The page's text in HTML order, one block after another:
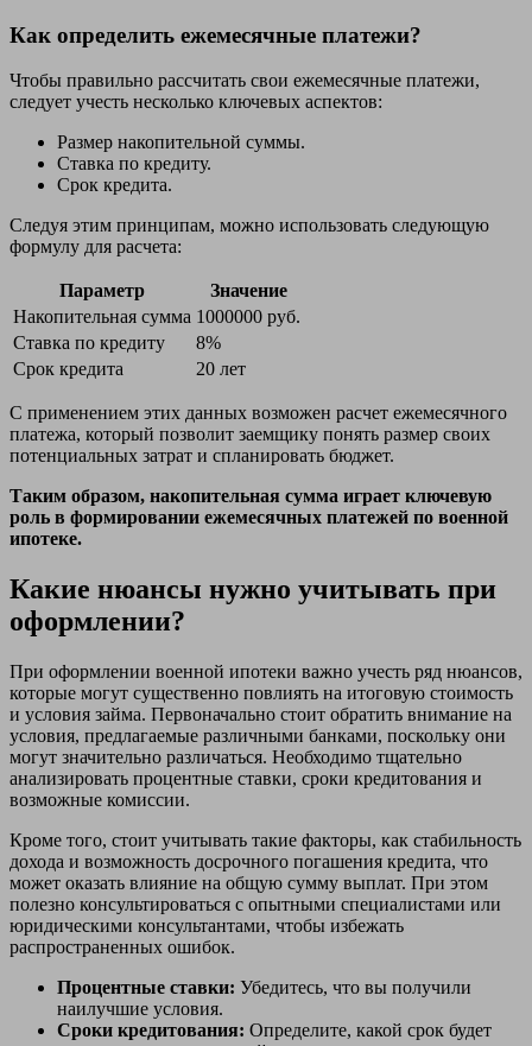
Как определить ежемесячные платежи?
Чтобы правильно рассчитать свои ежемесячные платежи,
следует учесть несколько ключевых аспектов:
Размер накопительной суммы.
Ставка по кредиту.
Срок кредита.
Следуя этим принципам, можно использовать следующую
формулу для расчета:
Параметр
Значение
Накопительная сумма 1000000 руб.
Ставка по кредиту
8%
Срок кредита
20 лет
С применением этих данных возможен расчет ежемесячного
платежа, который позволит заемщику понять размер своих
потенциальных затрат и спланировать бюджет.
Таким образом, накопительная сумма играет ключевую
роль в формировании ежемесячных платежей по военной
ипотеке.
Какие нюансы нужно учитывать при
оформлении?
При оформлении военной ипотеки важно учесть ряд нюансов,
которые могут существенно повлиять на итоговую стоимость
и условия займа. Первоначально стоит обратить внимание на
условия, предлагаемые различными банками, поскольку они
могут значительно различаться. Необходимо тщательно
анализировать процентные ставки, сроки кредитования и
возможные комиссии.
Кроме того, стоит учитывать такие факторы, как стабильность
дохода и возможность досрочного погашения кредита, что
может оказать влияние на общую сумму выплат. При этом
полезно консультироваться с опытными специалистами или
юридическими консультантами, чтобы избежать
распространенных ошибок.
Процентные ставки: Убедитесь, что вы получили
наилучшие условия.
Сроки кредитования: Определите, какой срок будет